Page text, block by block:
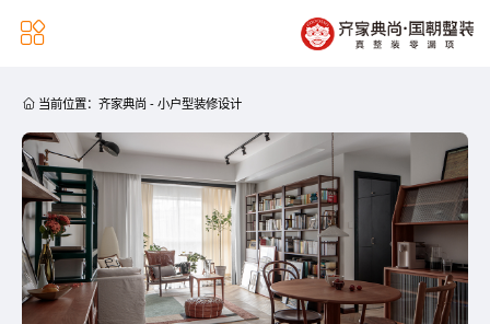

 当前位置： 齐家典尚 - 小户型装修设计